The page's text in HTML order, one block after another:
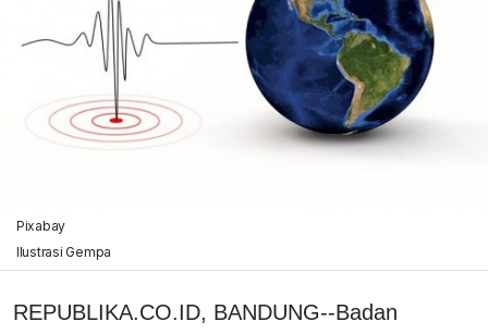
Pixabay
Ilustrasi Gempa
REPUBLIKA.CO.ID, BANDUNG--Badan